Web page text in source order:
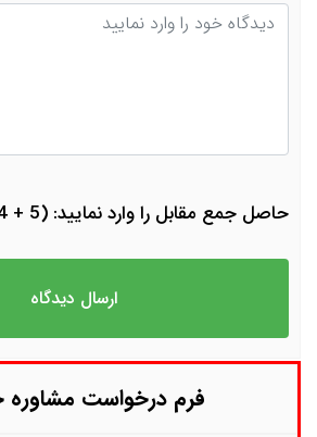
دیدگاه
حاصل جمع مقابل را وارد نمایید: (5 + 4)
فرم درخواست مشاوره